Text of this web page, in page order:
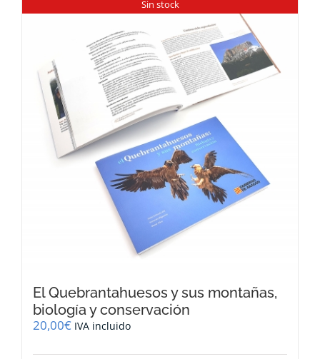
Sin stock
El Quebrantahuesos y sus montañas,
biología y conservación
20,00€ IVA incluido